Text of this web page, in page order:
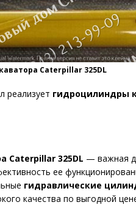
Caterpillar 325DL
реализует гидроцилиндры
Caterpillar 325DL — важная
ее
гидравлические
качества по выгодной